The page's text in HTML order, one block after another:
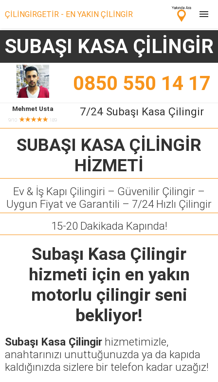
ÇİLİNGİRGETİR - EN YAKIN ÇİLİNGİR
Çilingir Ara
Çilingir misin? Bize Katıl!
SUBAŞI KASA ÇİLİNGİR
0850 550 14 17
Mehmet Usta
9/10 ★★★★★ 189
7/24 Subaşı Kasa Çilingir
SUBAŞI KASA ÇİLİNGİR
HİZMETİ
Ev & İş Kapı Çilingiri – Güvenilir Çilingir –
Uygun Fiyat ve Garantili – 7/24 Hızlı Çilingir
15-20 Dakikada Kapında!
Subaşı Kasa Çilingir
hizmeti için en yakın
motorlu çilingir seni
bekliyor!
Subaşı Kasa Çilingir hizmetimizle,
anahtarınızı unuttuğunuzda ya da kapıda
kaldığınızda sizlere bir telefon kadar uzağız!